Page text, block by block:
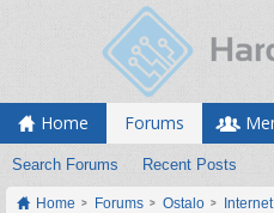
Home Forums
Search Forums Recent Posts
Home Forums Ostalo